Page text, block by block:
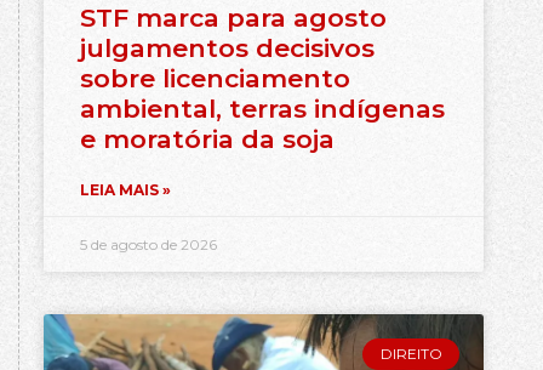
STF marca para agosto
julgamentos decisivos
sobre licenciamento
ambiental, terras indígenas
e moratória da soja
LEIA MAIS »
5 de agosto de 2026
DIREITO